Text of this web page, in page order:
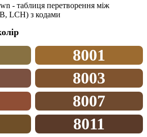
- таблиця перетворення між
LCH) з кодами
8001
8003
8007
8011